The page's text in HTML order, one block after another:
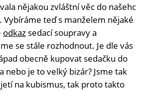
nějakou zvláštní věc do našeho
Vybíráme teď s manželem nějaké
odkaz sedací soupravy a
se stále rozhodnout. Je dle vás
obecně kupovat sedačku do
nebo je to velký bizár? Jsme tak
na kubismus, tak proto takto